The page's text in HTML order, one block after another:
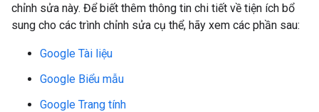
chỉnh sửa này. Để biết thêm thông tin chi tiết về tiện ích bổ
sung cho các trình chỉnh sửa cụ thể, hãy xem các phần sau:
Google Tài liệu
Google Biểu mẫu
Google Trang tính